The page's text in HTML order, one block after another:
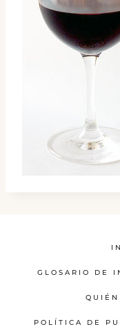
GLOSARIO DE
QUIÉN
POLÍTICA DE